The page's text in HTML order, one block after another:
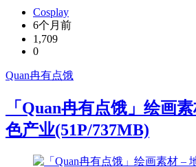
Cosplay
6个月前
1,709
0
Quan冉有点饿
「Quan冉有点饿」绘画
色产业(51P/737MB)